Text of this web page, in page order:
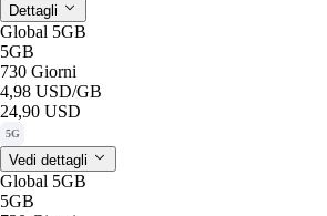
Dettagli
Global 5GB
5GB
730 Giorni
4,98 USD/GB
24,90 USD
5G
Vedi dettagli
Global 5GB
5GB